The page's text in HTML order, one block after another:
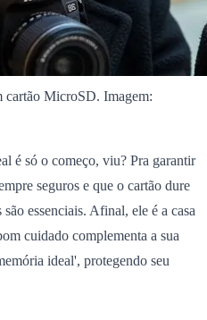
cartão MicroSD. Imagem:
é só o começo, viu? Pra garantir
seguros e que o cartão dure
essenciais. Afinal, ele é a casa
cuidado complementa a sua
ideal', protegendo seu